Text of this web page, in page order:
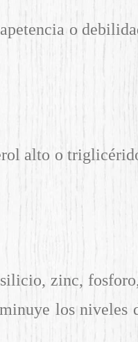
o
alto o
zinc,
los niveles